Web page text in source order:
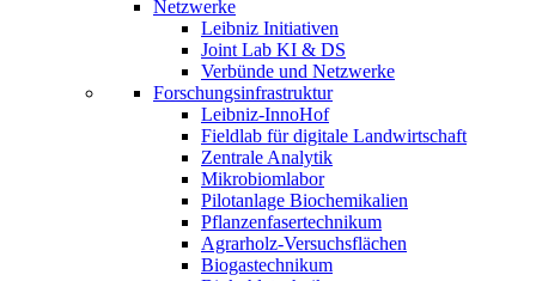
Netzwerke
Leibniz Initiativen
Joint Lab KI & DS
Verbünde und Netzwerke
Forschungsinfrastruktur
Leibniz-InnoHof
Fieldlab für digitale Landwirtschaft
Zentrale Analytik
Mikrobiomlabor
Pilotanlage Biochemikalien
Pflanzenfasertechnikum
Agrarholz-Versuchsflächen
Biogastechnikum